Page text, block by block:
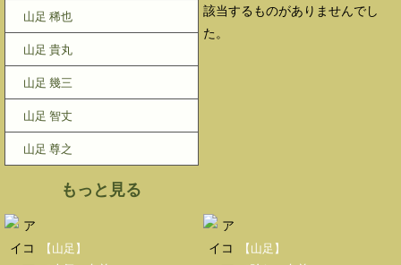
山足 稀也
山足 貴丸
山足 幾三
山足 智丈
山足 尊之
もっと見る
該当するものがありませんでし
た。
【山足】
【山足】